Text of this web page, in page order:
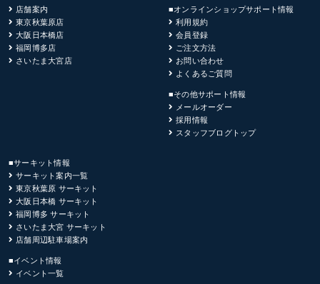
店舗案内
東京秋葉原店
大阪日本橋店
福岡博多店
さいたま大宮店
■オンラインショップサポート情報
利用規約
会員登録
ご注文方法
お問い合わせ
よくあるご質問
■その他サポート情報
メールオーダー
採用情報
スタッフブログトップ
■サーキット情報
サーキット案内一覧
東京秋葉原 サーキット
大阪日本橋 サーキット
福岡博多 サーキット
さいたま大宮 サーキット
店舗周辺駐車場案内
■イベント情報
イベント一覧